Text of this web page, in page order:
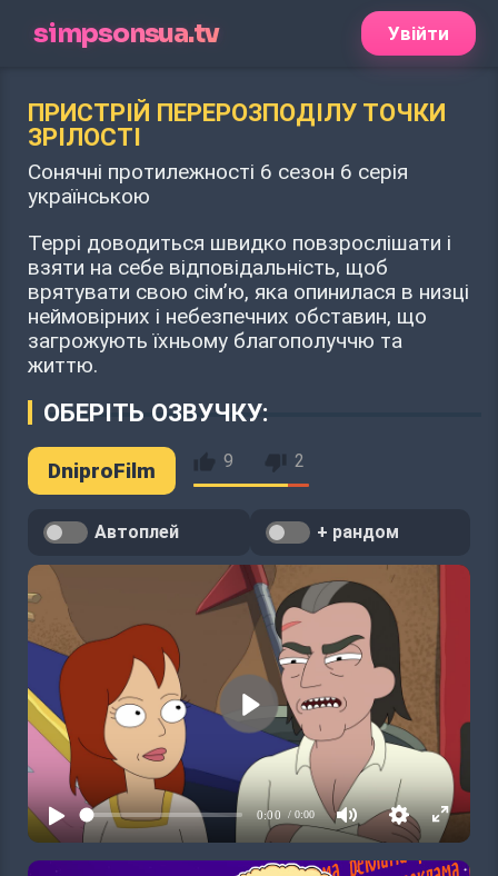
simpsonsua.tv Увійти
ПРИСТРІЙ ПЕРЕРОЗПОДІЛУ ТОЧКИ
ЗРІЛОСТІ
Сонячні протилежності 6 сезон 6 серія
українською
Террі доводиться швидко повзрослішати і
взяти на себе відповідальність, щоб
врятувати свою сім’ю, яка опинилася в низці
неймовірних і небезпечних обставин, що
загрожують їхньому благополуччю та
життю.
ОБЕРІТЬ ОЗВУЧКУ:
DniproFilm 9 2
Автоплей + рандом